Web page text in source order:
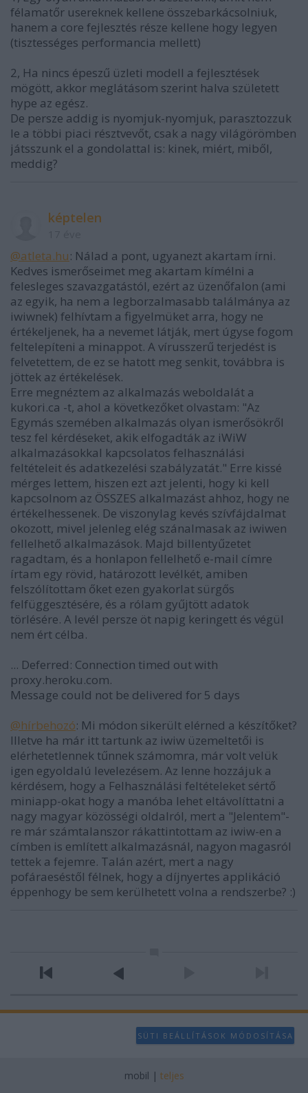
félamatőr usereknek kellene összebarkácsolniuk,
hanem a core fejlesztés része kellene hogy legyen
(tisztességes performancia mellett)
2, Ha nincs épeszű üzleti modell a fejlesztések
mögött, akkor meglátásom szerint halva született
hype az egész.
De persze addig is nyomjuk-nyomjuk, parasztozzuk
le a többi piaci résztvevőt, csak a nagy világörömben
játsszunk el a gondolattal is: kinek, miért, miből,
meddig?
képtelen
@atleta.hu: Nálad a pont, ugyanezt akartam írni.
Kedves ismerőseimet meg akartam kímélni a
felesleges szavazgatástól, ezért az üzenőfalon (ami
az egyik, ha nem a legborzalmasabb találmánya az
iwiwnek) felhívtam a figyelmüket arra, hogy ne
értékeljenek, ha a nevemet látják, mert úgyse fogom
feltelepíteni a minappot. A vírusszerű terjedést is
felvetettem, de ez se hatott meg senkit, továbbra is
jöttek az értékelések.
Erre megnéztem az alkalmazás weboldalát a
kukori.ca -t, ahol a következőket olvastam: "Az
Egymás szemében alkalmazás olyan ismerősökről
tesz fel kérdéseket, akik elfogadták az iWiW
alkalmazásokkal kapcsolatos felhasználási
feltételeit és adatkezelési szabályzatát." Erre kissé
mérges lettem, hiszen ezt azt jelenti, hogy ki kell
kapcsolnom az ÖSSZES alkalmazást ahhoz, hogy ne
értékelhessenek. De viszonylag kevés szívfájdalmat
okozott, mivel jelenleg elég szánalmasak az iwiwen
fellelhető alkalmazások. Majd billentyűzetet
ragadtam, és a honlapon fellelhető e-mail címre
írtam egy rövid, határozott levélkét, amiben
felszólítottam őket ezen gyakorlat sürgős
felfüggesztésére, és a rólam gyűjtött adatok
törlésére. A levél persze öt napig keringett és végül
nem ért célba.
... Deferred: Connection timed out with
proxy.heroku.com.
Message could not be delivered for 5 days
@hírbehozó: Mi módon sikerült elérned a készítőket?
Illetve ha már itt tartunk az iwiw üzemeltetői is
elérhetetlennek tűnnek számomra, már volt velük
igen egyoldalú levelezésem. Az lenne hozzájuk a
kérdésem, hogy a Felhasználási feltételeket sértő
miniapp-okat hogy a manóba lehet eltávolíttatni a
nagy magyar közösségi oldalról, mert a "Jelentem"-
re már számtalanszor rákattintottam az iwiw-en a
címben is említett alkalmazásnál, nagyon magasról
tettek a fejemre. Talán azért, mert a nagy
pofáraeséstől félnek, hogy a díjnyertes applikáció
éppenhogy be sem kerülhetett volna a rendszerbe? :)
SÜTI BEÁLLÍTÁSOK MÓDOSÍTÁSA
mobil | teljes